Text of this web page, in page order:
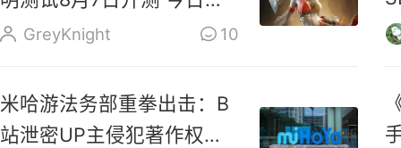
启预载
GreyKnight 10
米哈游法务部重拳出击：B
站泄密UP主侵犯著作权罪